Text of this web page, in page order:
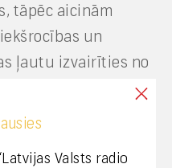
tāpēc aicinām
un
ļautu izvairīties no
no platformām
saskaras ar
Valsts radio